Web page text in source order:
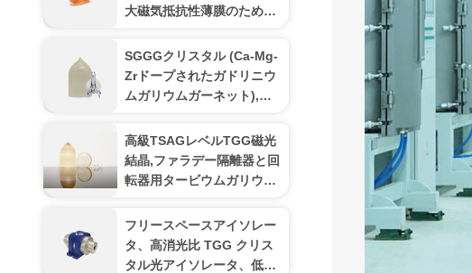
大磁気抵抗性薄膜のための
SGGGクリスタル (Ca-Mg-
Zrドープされたガドリニウ
ムガリウムガーネット),ビ
膜の上軸生長に特別に使用
されるプロの基板材料
高級TSAGレベルTGG磁光
結晶,ファラデー隔離器と回
転器用タービウムガリウム
送
フリースペースアイソレー
タ、高消光比 TGG クリス
タル光アイソレータ、低挿